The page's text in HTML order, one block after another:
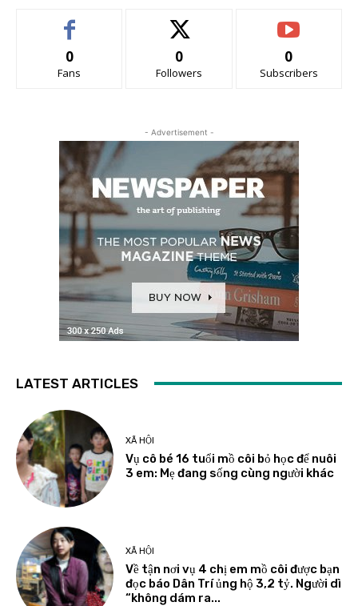
0
Fans
0
Followers
0
Subscribers
- Advertisement -
LATEST ARTICLES
XÃ HỘI
Vụ cô bé 16 tuổi mồ côi bỏ học để nuôi
3 em: Mẹ đang sống cùng người khác
XÃ HỘI
Về tận nơi vụ 4 chị em mồ côi được bạn
đọc báo Dân Trí ủng hộ 3,2 tỷ. Người dì
“không dám ra...